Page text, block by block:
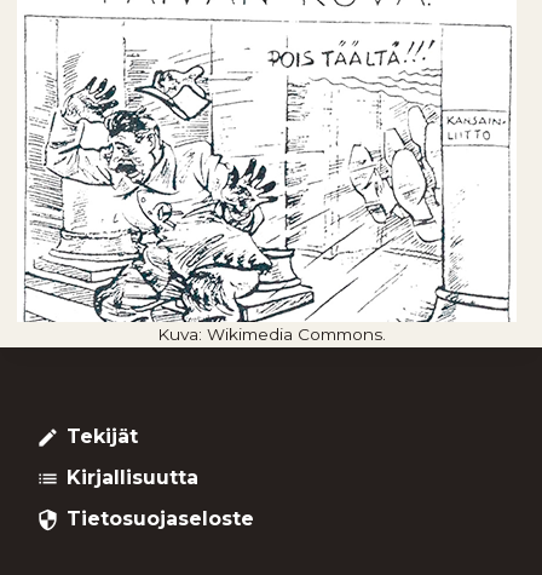
Kuva: Wikimedia Commons.
create Tekijät
list Kirjallisuutta
security Tietosuojaseloste